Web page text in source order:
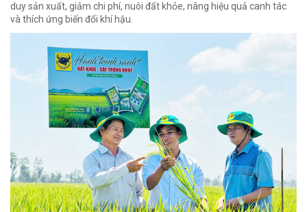
duy sản xuất, giảm chi phí, nuôi đất khỏe, nâng hiệu quả canh tác
và thích ứng biến đổi khí hậu.